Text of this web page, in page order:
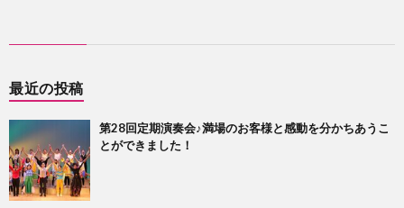
最近の投稿
第28回定期演奏会♪満場のお客様と感動を分かちあうこ
とができました！